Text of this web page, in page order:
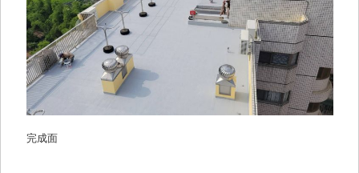
完成面